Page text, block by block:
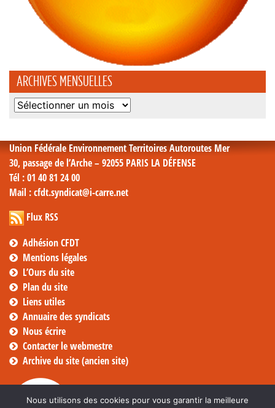
ARCHIVES MENSUELLES
Archives
Union Fédérale Environnement Territoires Autoroutes Mer
30, passage de l’Arche – 92055 PARIS LA DÉFENSE
Tél : 01 40 81 24 00
Mail : cfdt.syndicat@i-carre.net
Flux RSS
Adhésion CFDT
Mentions légales
L’Ours du site
Plan du site
Liens utiles
Annuaire des syndicats
Nous écrire
Contacter le webmestre
Archive du site (ancien site)
Nous utilisons des cookies pour vous garantir la meilleure